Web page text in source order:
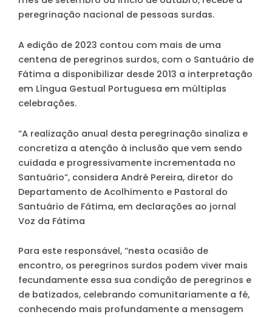
peregrinação nacional de pessoas surdas.
A edição de 2023 contou com mais de uma
centena de peregrinos surdos, com o Santuário de
Fátima a disponibilizar desde 2013 a interpretação
em Língua Gestual Portuguesa em múltiplas
celebrações.
“A realização anual desta peregrinação sinaliza e
concretiza a atenção à inclusão que vem sendo
cuidada e progressivamente incrementada no
Santuário”, considera André Pereira, diretor do
Departamento de Acolhimento e Pastoral do
Santuário de Fátima, em declarações ao jornal
Voz da Fátima
Para este responsável, “nesta ocasião de
encontro, os peregrinos surdos podem viver mais
fecundamente essa sua condição de peregrinos e
de batizados, celebrando comunitariamente a fé,
conhecendo mais profundamente a mensagem